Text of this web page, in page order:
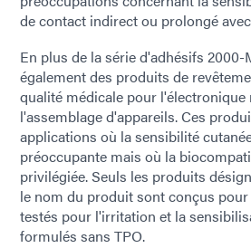
de contact indirect ou prolongé
En plus de la série d'adhésifs
également des produits de
qualité médicale pour l'électronique
l'assemblage d'appareils. Ces
applications où la sensibilité
préoccupante mais où la
privilégiée. Seuls les produits
le nom du produit sont conçus
testés pour l'irritation et la
formulés sans TPO.